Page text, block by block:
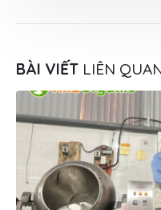
BÀI VIẾT LIÊN